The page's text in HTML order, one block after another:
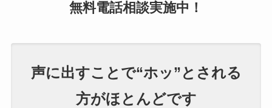
無料電話相談実施中！
声に出すことで“ホッ”とされる
方がほとんどです